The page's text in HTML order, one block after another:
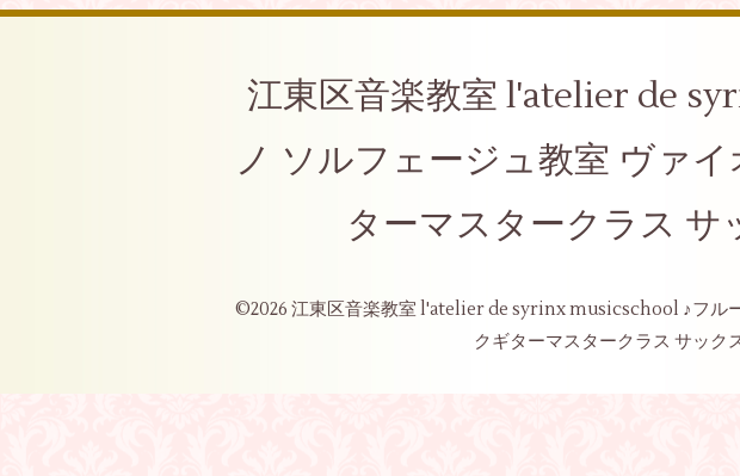
江東区音楽教室 l'atelier de
ノ ソルフェージュ教室 ヴァ
ターマスタークラス
©2026 江東区音楽教室 l'atelier de syrinx musicschool ♪フル
クギターマスタークラス サック